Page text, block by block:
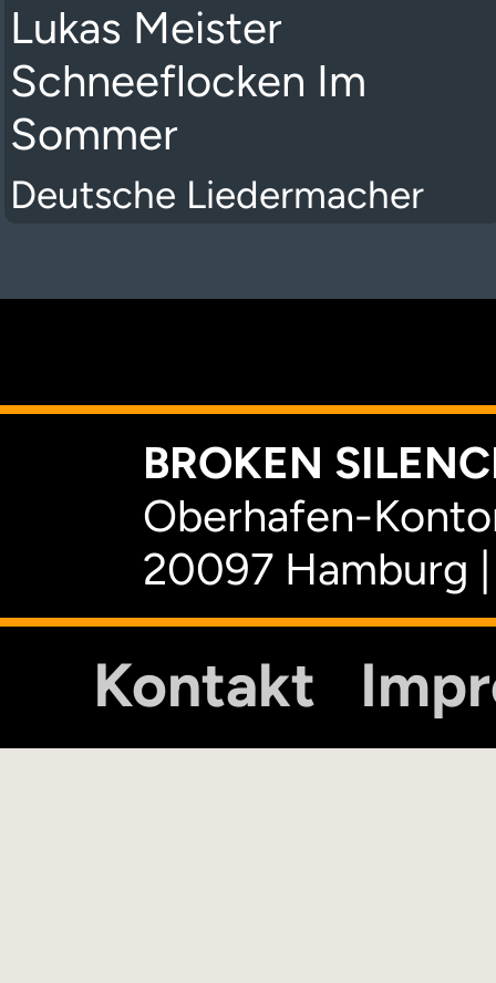
Lukas Meister
Schneeflocken Im
Sommer
Deutsche Liedermacher
BROKEN
Oberhafen-
20097 Hamburg
Kontakt